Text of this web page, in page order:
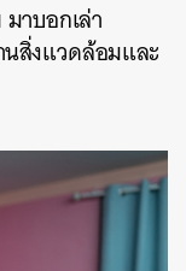
าบอกเล่า
สิ่งแวดล้อมและ